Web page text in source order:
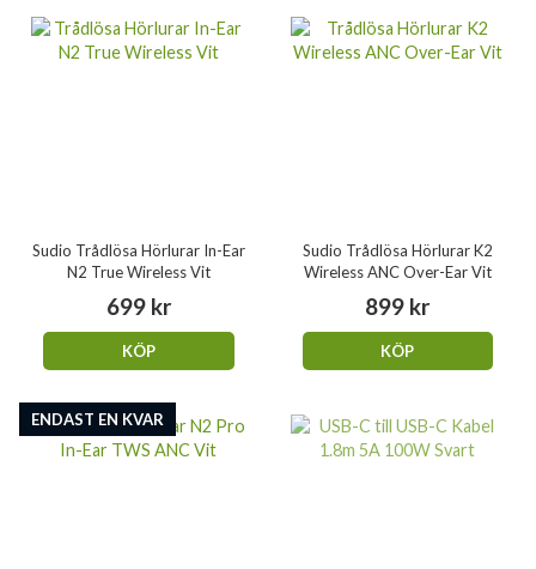
Sudio Trådlösa Hörlurar In-Ear
N2 True Wireless Vit
699 kr
KÖP
Sudio Trådlösa Hörlurar K2
Wireless ANC Over-Ear Vit
899 kr
KÖP
ENDAST EN KVAR